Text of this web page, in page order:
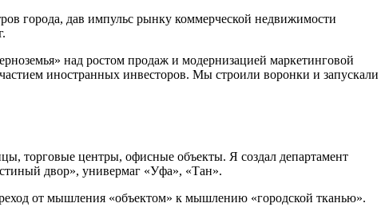
города, дав импульс рынку коммерческой недвижимости
над ростом продаж и модернизацией маркетинговой
иностранных инвесторов. Мы строили воронки и запускали
торговые центры, офисные объекты. Я создал департамент
двор», универмаг «Уфа», «Тан».
от мышления «объектом» к мышлению «городской тканью».